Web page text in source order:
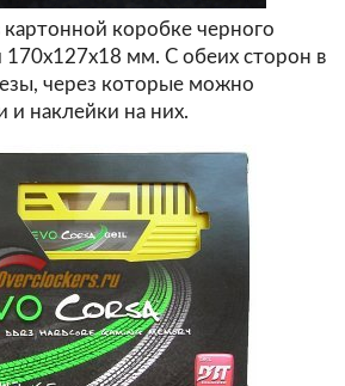
картонной коробке черного
170x127x18 мм. С обеих сторон в
через которые можно
и наклейки на них.